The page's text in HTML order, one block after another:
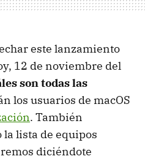
este lanzamiento
12 de noviembre del
son todas las
los usuarios de macOS
. También
lista de equipos
diciéndote